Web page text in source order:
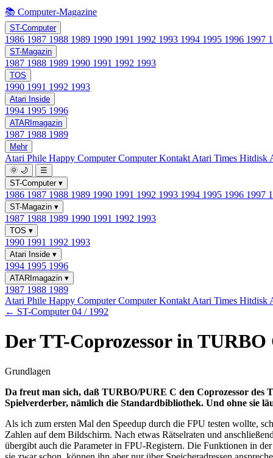
📚 Computer-Magazine
ST-Computer
1986 1987 1988 1989 1990 1991 1992 1993 1994 1995 1996 1997
ST-Magazin
1987 1988 1989 1990 1991 1992 1993
TOS
1990 1991 1992 1993
Atari Inside
1994 1995 1996
ATARImagazin
1987 1988 1989
Mehr
Atari Phile Happy ComputerComputer Kontakt Atari Times Hitdisk
🌞 🌙
☰
ST-Computer ▾
1986 1987 1988 1989 1990 1991 1992 1993 1994 1995 1996 1997
ST-Magazin ▾
1987 1988 1989 1990 1991 1992 1993
TOS ▾
1990 1991 1992 1993
Atari Inside ▾
1994 1995 1996
ATARImagazin ▾
1987 1988 1989
Atari Phile Happy ComputerComputer Kontakt Atari Times Hitdisk
← ST-Computer 04 / 1992
Der TT-Coprozessor in TURBO
Grundlagen
Da freut man sich, daß TURBO/PURE C den Coprozessor des
Spielverderber, nämlich die Standardbibliothek. Und ohne sie
Als ich zum ersten Mal den Speedup durch die FPU testen wollte,
Zahlen auf dem Bildschirm. Nach etwas Rätselraten und
übergibt auch die Parameter in FPU-Registern. Die Funktionen in